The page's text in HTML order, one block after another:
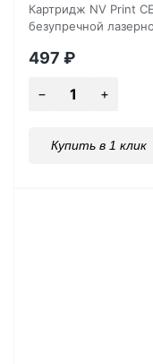
Картридж NV Print
безупречной
497 ₽
Купить в 1 клик